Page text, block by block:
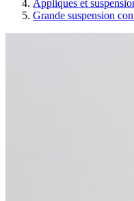
Appliques et
Grande suspension